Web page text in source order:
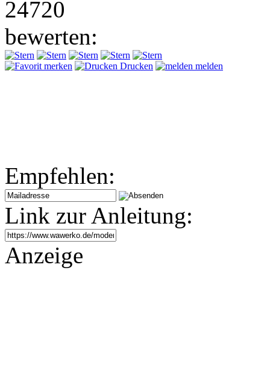
24720
bewerten:
merken Drucken melden
Empfehlen:
Link zur Anleitung:
Anzeige